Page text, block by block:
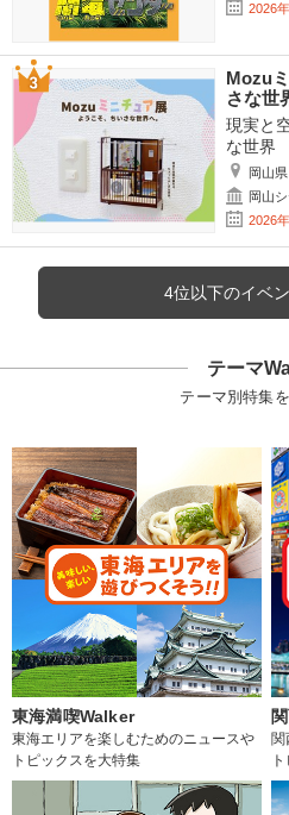
2026
Mozu
さな世
現実と
な世界
岡山県
岡山
2026
4位以下のイベ
テーマ
テーマ別特集
東海満喫Walker
東海エリアを楽しむためのニュースや
トピックスを大特集
関